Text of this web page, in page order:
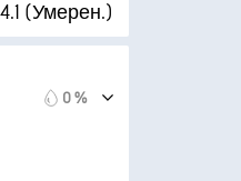
4.1 (Умерен.)
87 %
0 %